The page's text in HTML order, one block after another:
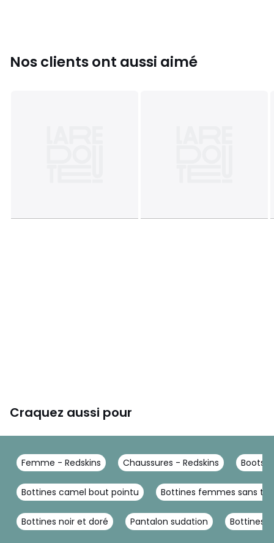
Nos clients ont aussi aimé
Craquez aussi pour
Femme - Redskins Chaussures - Redskins Boots,
Bottines camel bout pointu Bottines femmes sans
Bottines noir et doré Pantalon sudation Bottines